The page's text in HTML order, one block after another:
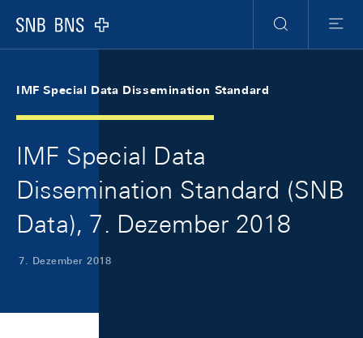
Logo
Suche
Menu
IMF Special Data Dissemination Standard
IMF Special Data
Dissemination Standard (SNB
Data), 7. Dezember 2018
7. Dezember 2018